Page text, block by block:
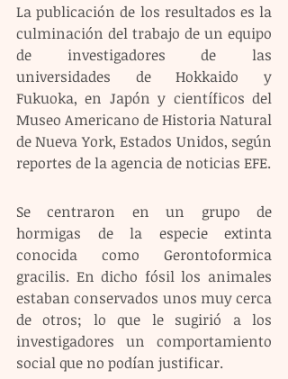
La publicación de los resultados es la
culminación del trabajo de un equipo
de investigadores de las
universidades de Hokkaido y
Fukuoka, en Japón y científicos del
Museo Americano de Historia Natural
de Nueva York, Estados Unidos, según
reportes de la agencia de noticias EFE.
Se centraron en un grupo de
hormigas de la especie extinta
conocida como Gerontoformica
gracilis. En dicho fósil los animales
estaban conservados unos muy cerca
de otros; lo que le sugirió a los
investigadores un comportamiento
social que no podían justificar.